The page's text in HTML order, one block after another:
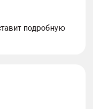
подробную